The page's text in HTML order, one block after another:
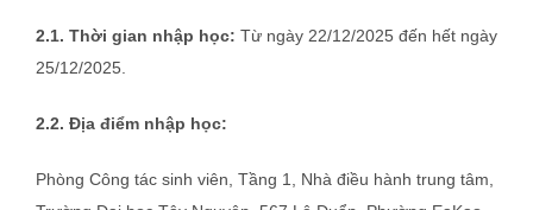
2.1. Thời gian nhập học: Từ ngày 22/12/2025 đến hết ngày
25/12/2025.
2.2. Địa điểm nhập học:
Phòng Công tác sinh viên, Tầng 1, Nhà điều hành trung tâm,